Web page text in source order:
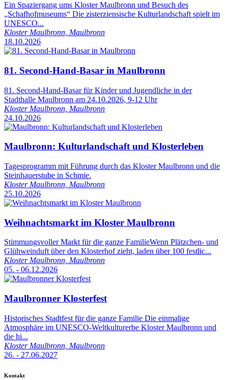
Ein Spaziergang ums Kloster Maulbronn und Besuch des
„Schafhofmuseums“ Die zisterziensische Kulturlandschaft spielt im
UNESCO...
Kloster Maulbronn, Maulbronn
18.10.2026
81. Second-Hand-Basar in Maulbronn
81. Second-Hand-Basar für Kinder und Jugendliche in der
Stadthalle Maulbronn am 24.10.2026, 9-12 Uhr
Kloster Maulbronn, Maulbronn
24.10.2026
Maulbronn: Kulturlandschaft und Klosterleben
Tagesprogramm mit Führung durch das Kloster Maulbronn und die
Steinhauerstube in Schmie.
Kloster Maulbronn, Maulbronn
25.10.2026
Weihnachtsmarkt im Kloster Maulbronn
Stimmungsvoller Markt für die ganze FamilieWenn Plätzchen- und
Glühweinduft über den Klosterhof zieht, laden über 100 festlic...
Kloster Maulbronn, Maulbronn
05. - 06.12.2026
Maulbronner Klosterfest
Historisches Stadtfest für die ganze Familie Die einmalige
Atmosphäre im UNESCO-Weltkulturerbe Kloster Maulbronn und
die hi...
Kloster Maulbronn, Maulbronn
26. - 27.06.2027
Kontakt